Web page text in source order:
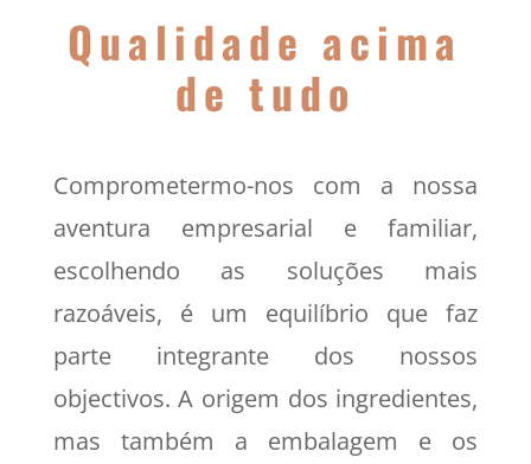
Qualidade acima
de tudo
Comprometermo-nos com a nossa
aventura empresarial e familiar,
escolhendo as soluções mais
razoáveis, é um equilíbrio que faz
parte integrante dos nossos
objectivos. A origem dos ingredientes,
mas também a embalagem e os